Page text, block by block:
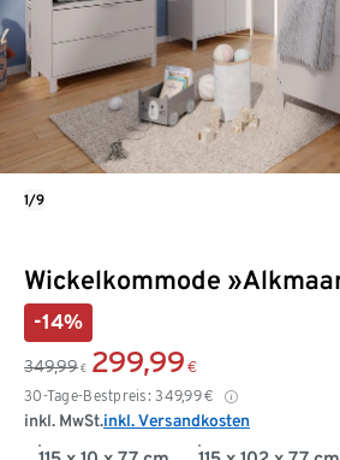
Wickelkommode
-14%
349,99 € 299,99 €
30-Tage-Bestpreis: 349,99€
inkl. MwSt.inkl. Versandkosten
1/9